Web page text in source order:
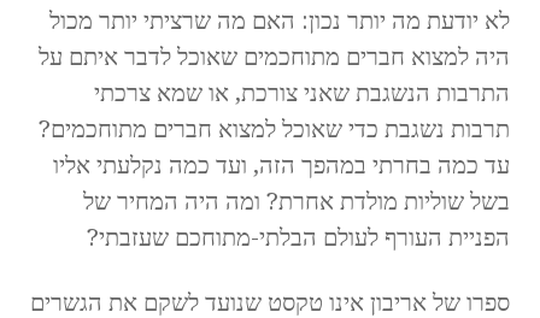
לא יודעת מה יותר נכון: האם מה שרציתי יותר מכול
היה למצוא חברים מתוחכמים שאוכל לדבר איתם על
התרבות הנשגבת שאני צורכת, או שמא צרכתי
תרבות נשגבת כדי שאוכל למצוא חברים מתוחכמים?
עד כמה בחרתי במהפך הזה, ועד כמה נקלעתי אליו
בשל שוליות מולדת אחרת? ומה היה המחיר של
הפניית העורף לעולם הבלתי-מתוחכם שעזבתי?
ספרו של אריבון אינו טקסט שנועד לשקם את הגשרים